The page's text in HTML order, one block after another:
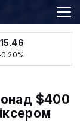
$400